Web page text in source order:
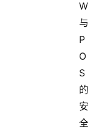
W
与
P
O
S
的
安
全